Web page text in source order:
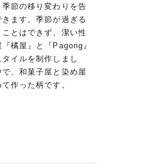
節の移り変わりを告
ます。季節が過ぎる
とはできず、潔い性
橘屋』と『Pagong』
イルを制作しまし
、和菓子屋と染め屋
作った柄です。